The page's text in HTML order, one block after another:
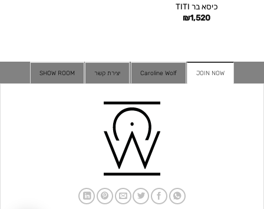
כיסא בר TITI
₪1,520
JOIN NOW
Caroline Wolf יצירת קשר SHOW ROOM